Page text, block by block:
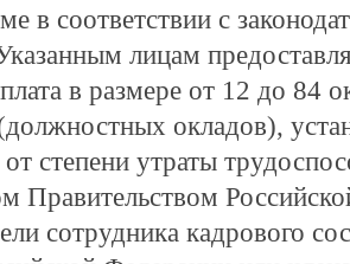
в соответствии с
лицам
в размере от 12 до 84
окладов),
степени утраты
Правительством
сотрудника кадрового